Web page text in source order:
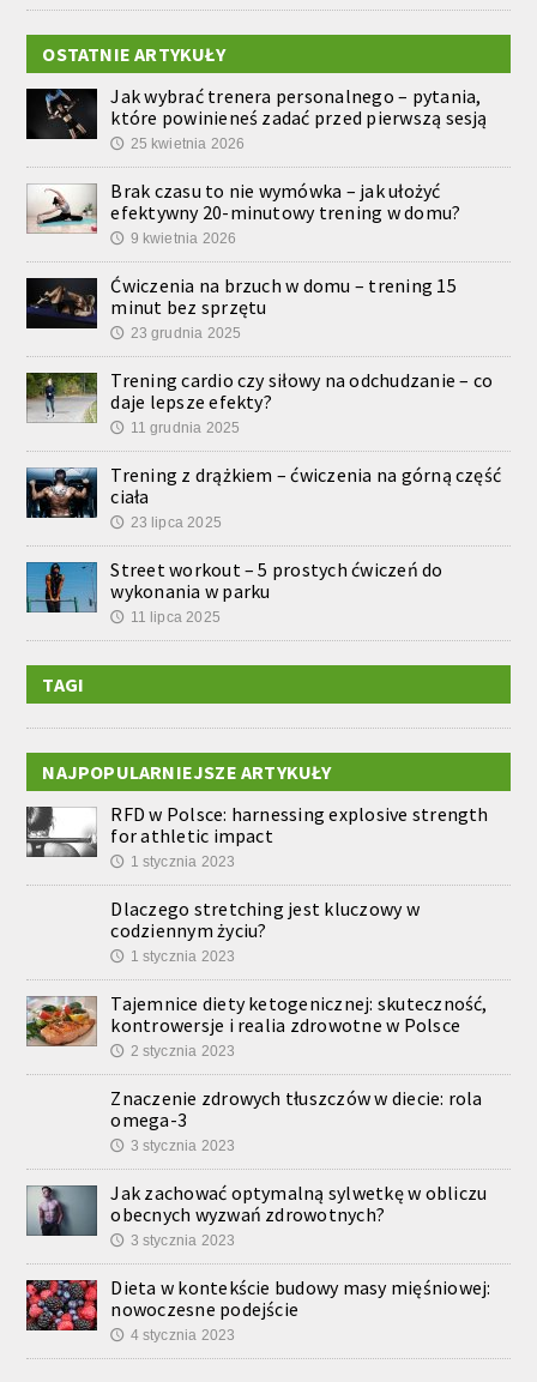
OSTATNIE ARTYKUŁY
Jak wybrać trenera personalnego – pytania,
które powinieneś zadać przed pierwszą sesją
🕔 25 kwietnia 2026
Brak czasu to nie wymówka – jak ułożyć
efektywny 20-minutowy trening w domu?
🕔 9 kwietnia 2026
Ćwiczenia na brzuch w domu – trening 15
minut bez sprzętu
🕔 23 grudnia 2025
Trening cardio czy siłowy na odchudzanie – co
daje lepsze efekty?
🕔 11 grudnia 2025
Trening z drążkiem – ćwiczenia na górną część
ciała
🕔 23 lipca 2025
Street workout – 5 prostych ćwiczeń do
wykonania w parku
🕔 11 lipca 2025
TAGI
NAJPOPULARNIEJSZE ARTYKUŁY
RFD w Polsce: harnessing explosive strength
for athletic impact
🕔 1 stycznia 2023
Dlaczego stretching jest kluczowy w
codziennym życiu?
🕔 1 stycznia 2023
Tajemnice diety ketogenicznej: skuteczność,
kontrowersje i realia zdrowotne w Polsce
🕔 2 stycznia 2023
Znaczenie zdrowych tłuszczów w diecie: rola
omega-3
🕔 3 stycznia 2023
Jak zachować optymalną sylwetkę w obliczu
obecnych wyzwań zdrowotnych?
🕔 3 stycznia 2023
Dieta w kontekście budowy masy mięśniowej:
nowoczesne podejście
🕔 4 stycznia 2023